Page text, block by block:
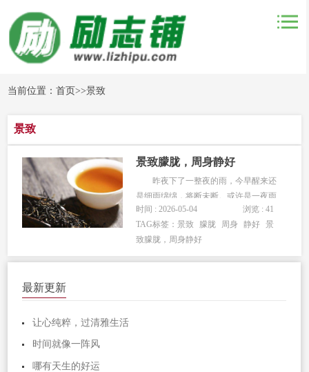
当前位置：首页>>景致
景致
景致朦胧，周身静好
昨夜下了一整夜的雨，今早醒来还
是细雨绵绵，将断未断。或许是一夜雨
的缘故，添了湿气，早上便形成了薄薄
的一层雾，如烟如纱，烟煴缭绕。
这样的天气，这样的景色，若是懒在屋
时间 : 2026-05-04
浏览 : 41
TAG标签：景致 朦胧 周身 静好 景
致朦胧，周身静好
最新更新
让心纯粹，过清雅生活
时间就像一阵风
哪有天生的好运